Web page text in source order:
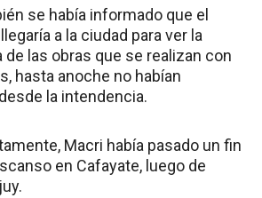
se había informado que el
a la ciudad para ver la
de las obras que se realizan con
hasta anoche no habían
la intendencia.
Macri había pasado un fin
en Cafayate, luego de